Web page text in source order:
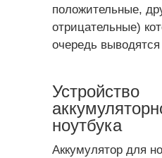
положительные,
отрицательные)
очередь
Устройство
ноутбука
Аккумулятор для